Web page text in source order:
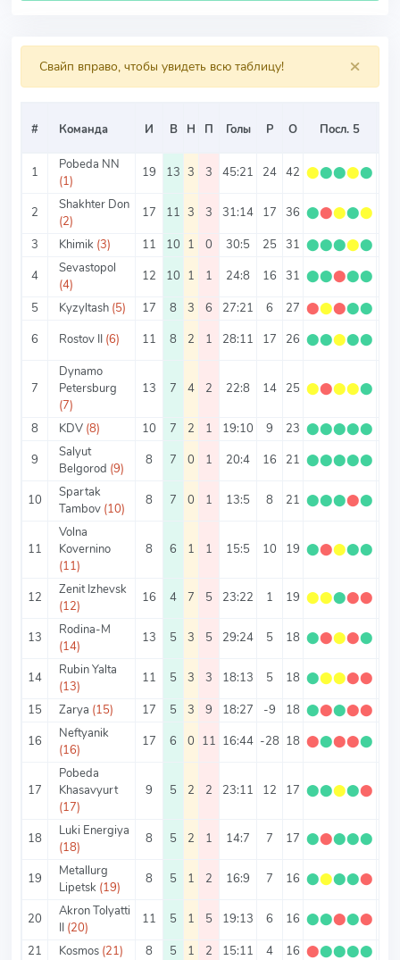
×
Свайп вправо, чтобы увидеть всю таблицу!
# Команда И В Н П Голы Р О Посл. 5
1
Pobeda NN
(1)
19 13 3 3 45:21 24 42 ⬤⬤⬤⬤⬤
2
Shakhter Don
(2)
17 11 3 3 31:14 17 36 ⬤⬤⬤⬤⬤
3
Khimik (3) 11 10 1 0 30:5 25 31 ⬤⬤⬤⬤⬤
4
Sevastopol
(4)
12 10 1 1 24:8 16 31 ⬤⬤⬤⬤⬤
5
Kyzyltash (5) 17 8 3 6 27:21 6 27 ⬤⬤⬤⬤⬤
6
Rostov II (6) 11 8 2 1 28:11 17 26 ⬤⬤⬤⬤⬤
7
Dynamo
Petersburg
(7)
13 7 4 2 22:8 14 25 ⬤⬤⬤⬤⬤
8 KDV (8) 10 7 2 1 19:10 9 23 ⬤⬤⬤⬤⬤
9
Salyut
Belgorod (9)
8 7 0 1 20:4 16 21 ⬤⬤⬤⬤⬤
10
Spartak
Tambov (10)
8 7 0 1 13:5 8 21 ⬤⬤⬤⬤⬤
11
Volna
Kovernino
(11)
8 6 1 1 15:5 10 19 ⬤⬤⬤⬤⬤
12
Zenit Izhevsk
(12)
16 4 7 5 23:22 1 19 ⬤⬤⬤⬤⬤
13
Rodina-M
(14)
13 5 3 5 29:24 5 18 ⬤⬤⬤⬤⬤
14
Rubin Yalta
(13)
11 5 3 3 18:13 5 18 ⬤⬤⬤⬤⬤
15
Zarya (15) 17 5 3 9 18:27 -9 18 ⬤⬤⬤⬤⬤
16
Neftyanik
(16)
17 6 0 11 16:44 -28 18 ⬤⬤⬤⬤⬤
17
Pobeda
Khasavyurt
(17)
9 5 2 2 23:11 12 17 ⬤⬤⬤⬤⬤
18
Luki Energiya
(18)
8 5 2 1 14:7 7 17 ⬤⬤⬤⬤⬤
19
Metallurg
Lipetsk (19)
8 5 1 2 16:9 7 16 ⬤⬤⬤⬤⬤
20
Akron Tolyatti
II (20)
11 5 1 5 19:13 6 16 ⬤⬤⬤⬤⬤
21
Kosmos (21) 8 5 1 2 15:11 4 16 ⬤⬤⬤⬤⬤